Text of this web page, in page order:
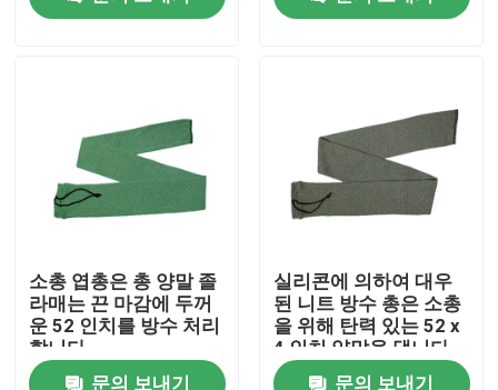
품질 관리
뉴스
전술적 총 가방
총 가방을 추적하기
소총 엽총은 총 양말 졸
라매는 끈 마감에 두꺼
운 52 인치를 방수 처리
합니다
문의 보내기
실리콘에 의하여 대우
된 니트 방수 총은 소총
을 위해 탄력 있는 52 x
4 인치 양말을 댑니다
문의 보내기